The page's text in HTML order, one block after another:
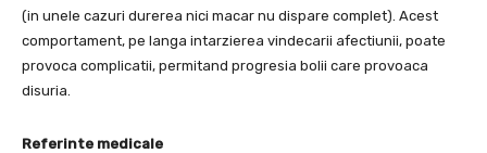
(in unele cazuri durerea nici macar nu dispare complet). Acest
comportament, pe langa intarzierea vindecarii afectiunii, poate
provoca complicatii, permitand progresia bolii care provoaca
disuria.
Referinte medicale